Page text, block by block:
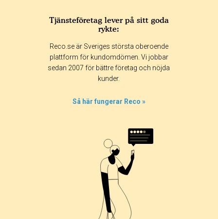
Tjänsteföretag lever på sitt goda
rykte:
Reco.se är Sveriges största oberoende
plattform för kundomdömen. Vi jobbar
sedan 2007 för bättre företag och nöjda
kunder.
Så här fungerar Reco »